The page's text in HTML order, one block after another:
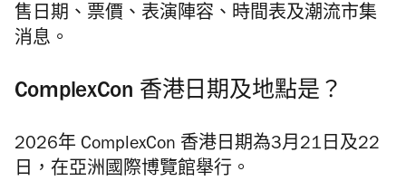
售日期、票價、表演陣容、時間表及潮流市集
消息。
ComplexCon 香港日期及地點是？
2026年 ComplexCon 香港日期為3月21日及22
日，在亞洲國際博覽館舉行。